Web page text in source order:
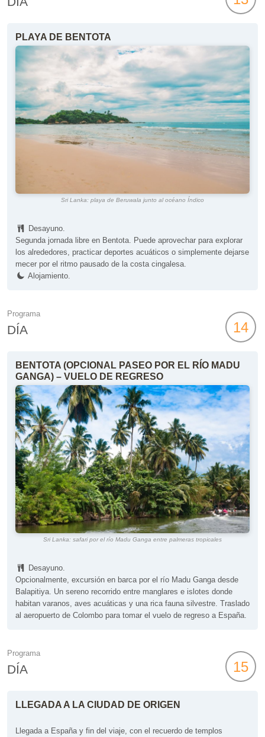
PLAYA DE BENTOTA
Sri Lanka: playa de Beruwala junto al océano Índico
Desayuno.
Segunda jornada libre en Bentota. Puede aprovechar para explorar
los alrededores, practicar deportes acuáticos o simplemente dejarse
mecer por el ritmo pausado de la costa cingalesa.
Alojamiento.
Programa
DÍA 14
BENTOTA (OPCIONAL PASEO POR EL RÍO MADU
GANGA) – VUELO DE REGRESO
Sri Lanka: safari por el río Madu Ganga entre palmeras tropicales
Desayuno.
Opcionalmente, excursión en barca por el río Madu Ganga desde
Balapitiya. Un sereno recorrido entre manglares e islotes donde
habitan varanos, aves acuáticas y una rica fauna silvestre. Traslado
al aeropuerto de Colombo para tomar el vuelo de regreso a España.
Programa
DÍA 15
LLEGADA A LA CIUDAD DE ORIGEN
Llegada a España y fin del viaje, con el recuerdo de templos